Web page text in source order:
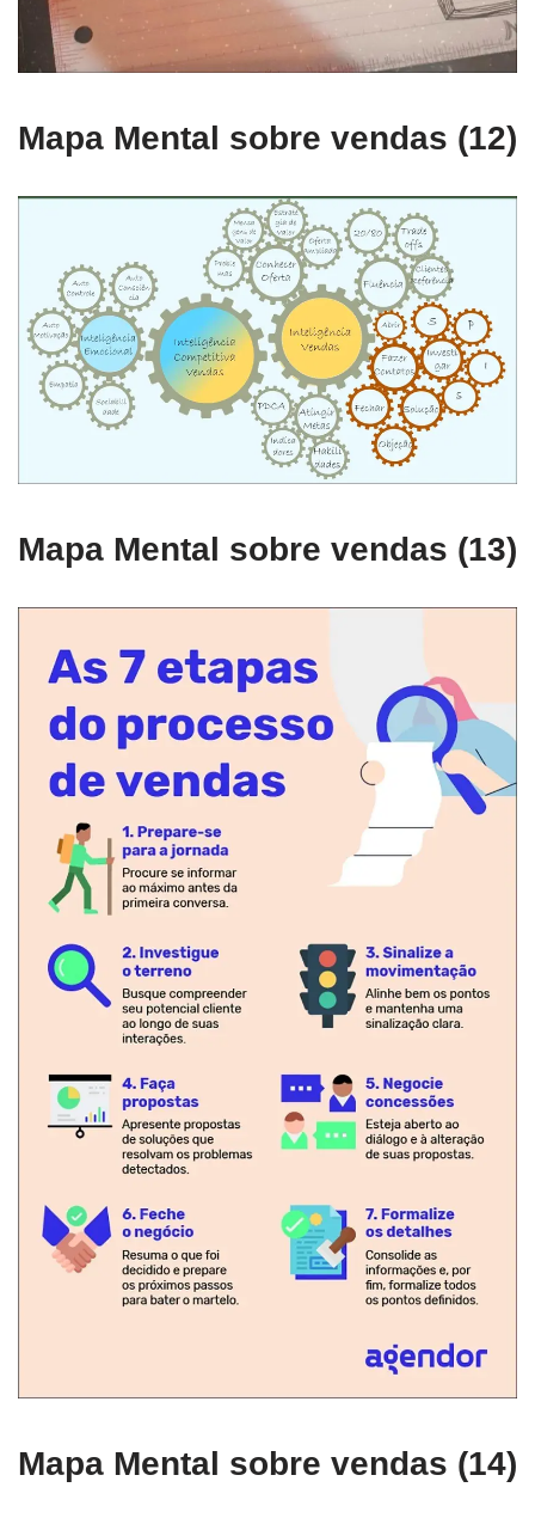
Mapa Mental sobre vendas (12)
Mapa Mental sobre vendas (13)
Mapa Mental sobre vendas (14)